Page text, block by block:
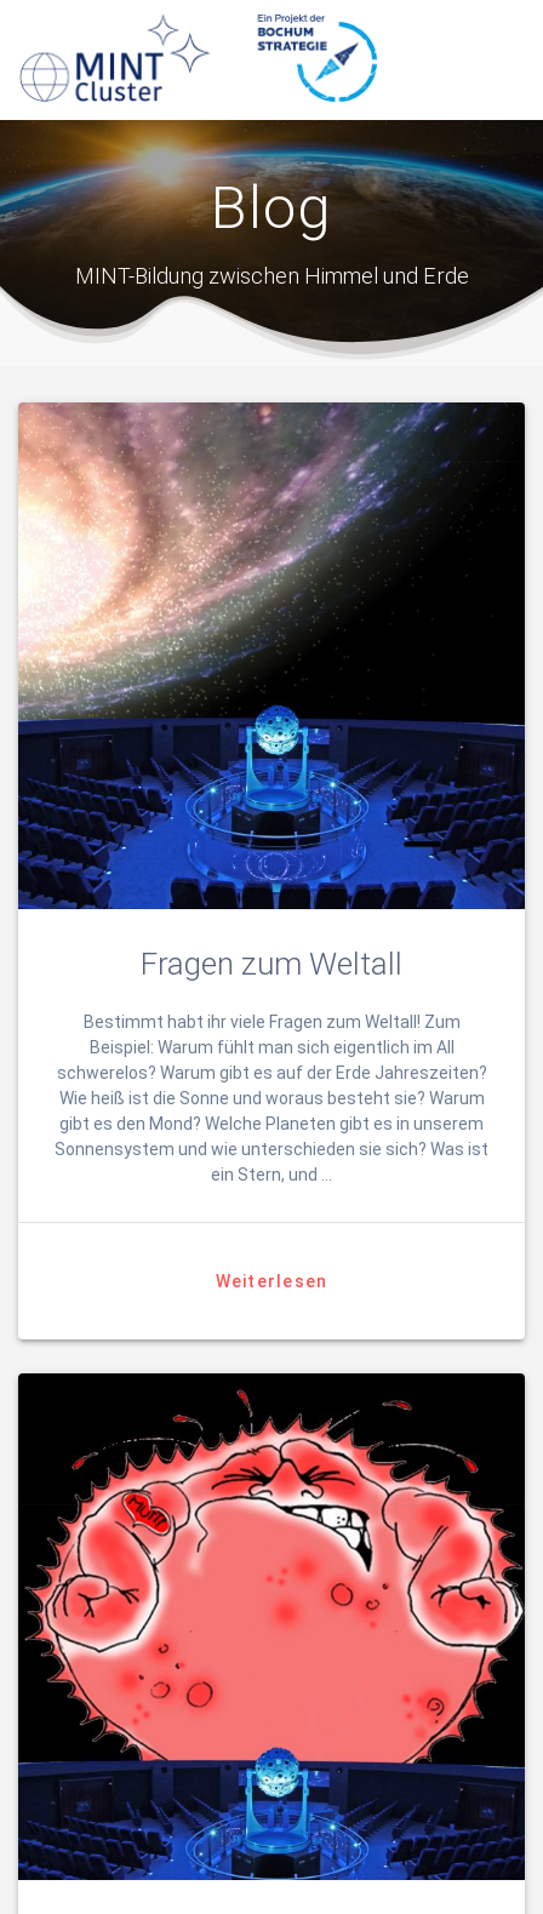
Skip
to
content
Blog
MINT-Bildung zwischen Himmel und Erde
Fragen zum Weltall
Bestimmt habt ihr viele Fragen zum Weltall! Zum
Beispiel: Warum fühlt man sich eigentlich im All
schwerelos? Warum gibt es auf der Erde Jahreszeiten?
Wie heiß ist die Sonne und woraus besteht sie? Warum
gibt es den Mond? Welche Planeten gibt es in unserem
Sonnensystem und wie unterschieden sie sich? Was ist
ein Stern, und …
Weiterlesen